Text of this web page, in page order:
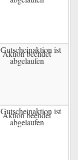
Aktion beendet
Aktion beendet